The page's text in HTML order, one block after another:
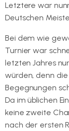
Letztere war
Deutschen
Bei dem wie
Turnier war
letzten Jahres
würden, denn
Begegnungen
Da im üblichen
keine zweite
nach der ersten